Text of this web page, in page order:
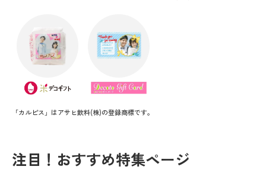
「カルピス」はアサヒ飲料(株)の登録商標です。
注目！おすすめ特集ページ